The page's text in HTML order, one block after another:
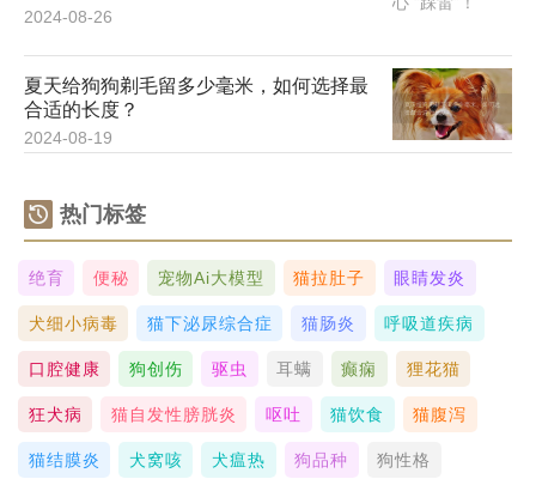
2024-08-26
夏天给狗狗剃毛留多少毫米，如何选择最
合适的长度？
2024-08-19
热门标签
绝育 便秘 宠物ai大模型 猫拉肚子 眼睛发炎
犬细小病毒 猫下泌尿综合症 猫肠炎 呼吸道疾病
口腔健康 狗创伤 驱虫 耳螨 癫痫 狸花猫
狂犬病 猫自发性膀胱炎 呕吐 猫饮食 猫腹泻
猫结膜炎 犬窝咳 犬瘟热 狗品种 狗性格